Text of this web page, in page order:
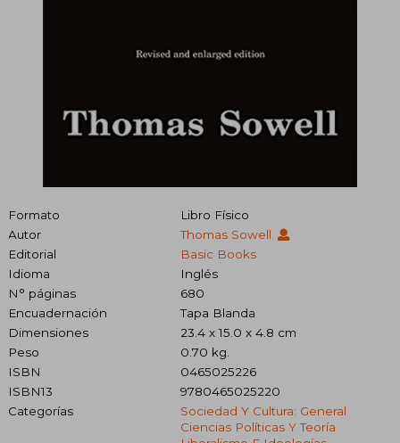
Formato
Libro Físico
Autor
Thomas Sowell
Editorial
Basic Books
Idioma
Inglés
N° páginas
680
Encuadernación
Tapa Blanda
Dimensiones
23.4 x 15.0 x 4.8 cm
Peso
0.70 kg.
ISBN
0465025226
ISBN13
9780465025220
Categorías
Sociedad Y Cultura: General
Ciencias Políticas Y Teoría